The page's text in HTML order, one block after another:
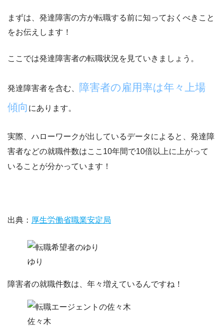
まずは、 発達障害の方が転職する前に知っておくべきこと
をお伝えします！
ここでは発達障害者の転職状況を見ていきましょう。
発達障害者を含む、
障害者の雇用率は年々上場
傾向 にあります。
実際、ハローワークが出しているデータによると、 発達障
害者などの就職件数はここ10年間で10倍以上に上がって
いることが分かっています！
出典： 厚生労働省職業安定局
ゆり
障害者の就職件数は、年々増えているんですね！
佐々木